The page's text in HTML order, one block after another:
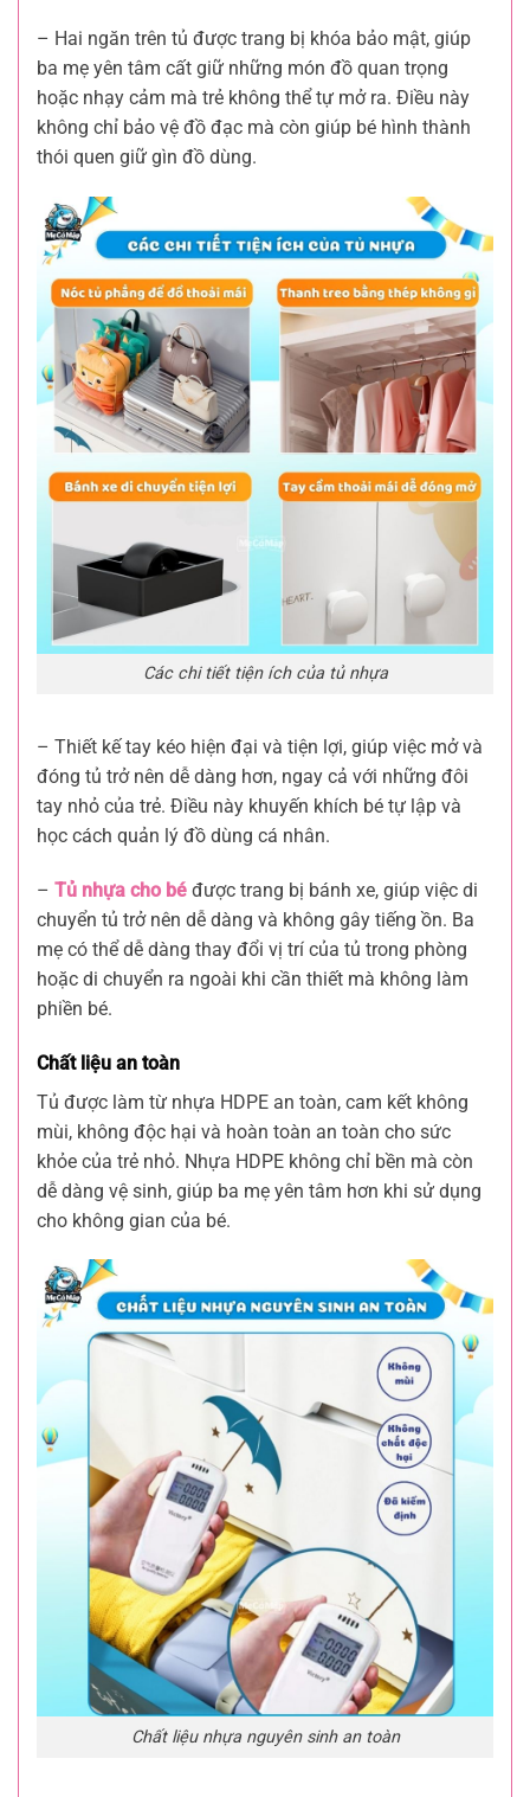
– Hai ngăn trên tủ được trang bị khóa bảo mật, giúp
ba mẹ yên tâm cất giữ những món đồ quan trọng
hoặc nhạy cảm mà trẻ không thể tự mở ra. Điều này
không chỉ bảo vệ đồ đạc mà còn giúp bé hình thành
thói quen giữ gìn đồ dùng.
Các chi tiết tiện ích của tủ nhựa
– Thiết kế tay kéo hiện đại và tiện lợi, giúp việc mở và
đóng tủ trở nên dễ dàng hơn, ngay cả với những đôi
tay nhỏ của trẻ. Điều này khuyến khích bé tự lập và
học cách quản lý đồ dùng cá nhân.
– Tủ nhựa cho bé được trang bị bánh xe, giúp việc di
chuyển tủ trở nên dễ dàng và không gây tiếng ồn. Ba
mẹ có thể dễ dàng thay đổi vị trí của tủ trong phòng
hoặc di chuyển ra ngoài khi cần thiết mà không làm
phiền bé.
Chất liệu an toàn
Tủ được làm từ nhựa HDPE an toàn, cam kết không
mùi, không độc hại và hoàn toàn an toàn cho sức
khỏe của trẻ nhỏ. Nhựa HDPE không chỉ bền mà còn
dễ dàng vệ sinh, giúp ba mẹ yên tâm hơn khi sử dụng
cho không gian của bé.
Chất liệu nhựa nguyên sinh an toàn